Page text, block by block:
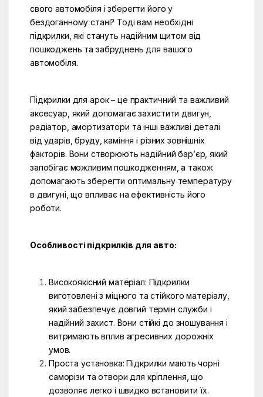
свого автомобіля і зберегти його у
бездоганному стані? Тоді вам необхідні
підкрилки, які стануть надійним щитом від
пошкоджень та забруднень для вашого
автомобіля.
Підкрилки для арок – це практичний та важливий
аксесуар, який допомагає захистити двигун,
радіатор, амортизатори та інші важливі деталі
від ударів, бруду, каміння і різних зовнішніх
факторів. Вони створюють надійний бар’єр, який
запобігає можливим пошкодженням, а також
допомагають зберегти оптимальну температуру
в двигуні, що впливає на ефективність його
роботи.
Особливості підкрилків для авто:
Високоякісний матеріал: Підкрилки
виготовлені з міцного та стійкого матеріалу,
який забезпечує довгий термін служби і
надійний захист. Вони стійкі до зношування і
витримають вплив агресивних дорожніх
умов.
Проста установка: Підкрилки мають чорні
саморізи та отвори для кріплення, що
дозволяє легко і швидко встановити їх.